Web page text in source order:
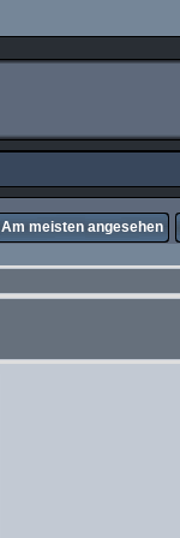
Am meisten angesehen